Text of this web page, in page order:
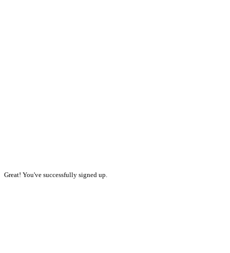
Great! You've successfully signed up.